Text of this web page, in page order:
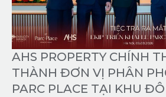
AHS PROPERTY CHÍNH
THÀNH ĐƠN VỊ PHÂN
PARC PLACE TẠI KHU